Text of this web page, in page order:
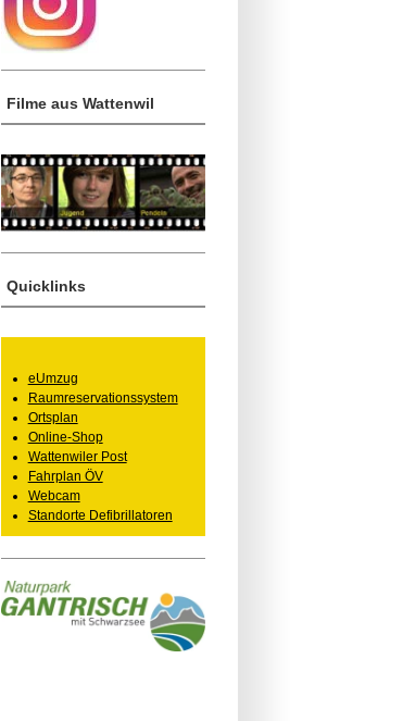
Filme aus Wattenwil
Quicklinks
eUmzug
Raumreservationssystem
Ortsplan
Online-Shop
Wattenwiler Post
Fahrplan ÖV
Webcam
Standorte Defibrillatoren